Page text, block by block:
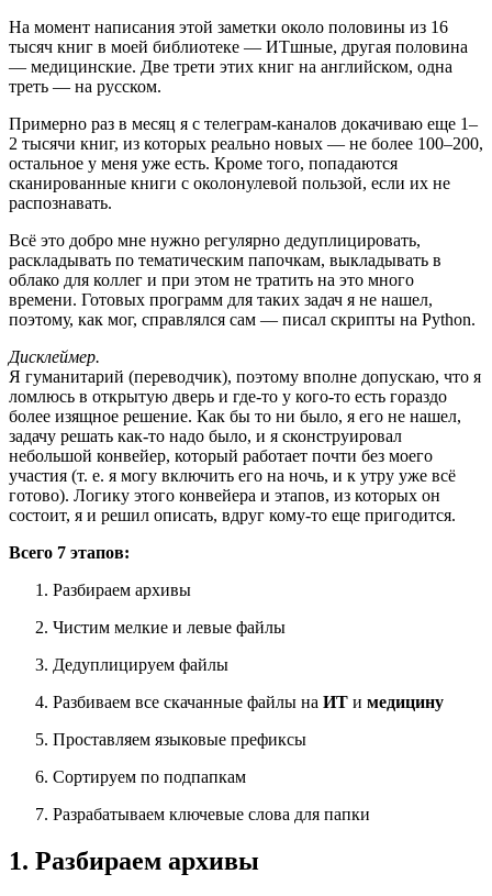
На момент написания этой заметки около половины из 16
тысяч книг в моей библиотеке — ИТшные, другая половина
— медицинские. Две трети этих книг на английском, одна
треть — на русском.
Примерно раз в месяц я с телеграм-каналов докачиваю еще 1–
2 тысячи книг, из которых реально новых — не более 100–200,
остальное у меня уже есть. Кроме того, попадаются
сканированные книги с околонулевой пользой, если их не
распознавать.
Всё это добро мне нужно регулярно дедуплицировать,
раскладывать по тематическим папочкам, выкладывать в
облако для коллег и при этом не тратить на это много
времени. Готовых программ для таких задач я не нашел,
поэтому, как мог, справлялся сам — писал скрипты на Python.
Дисклеймер.
Я гуманитарий (переводчик), поэтому вполне допускаю, что я
ломлюсь в открытую дверь и где-то у кого-то есть гораздо
более изящное решение. Как бы то ни было, я его не нашел,
задачу решать как-то надо было, и я сконструировал
небольшой конвейер, который работает почти без моего
участия (т. е. я могу включить его на ночь, и к утру уже всё
готово). Логику этого конвейера и этапов, из которых он
состоит, я и решил описать, вдруг кому-то еще пригодится.
Всего 7 этапов:
Разбираем архивы
Чистим мелкие и левые файлы
Дедуплицируем файлы
Разбиваем все скачанные файлы на ИТ и медицину
Проставляем языковые префиксы
Сортируем по подпапкам
Разрабатываем ключевые слова для папки
1. Разбираем архивы